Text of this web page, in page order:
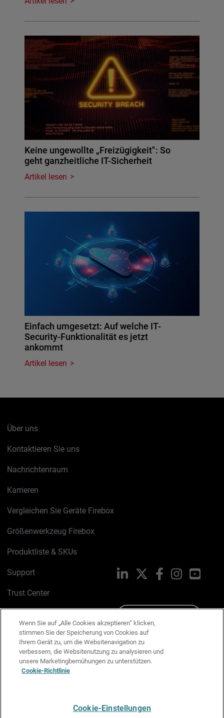
Keine ungewollte „Freizügigkeit": So
geht ganzheitliche IT-Sicherheit
Artikel lesen
Einfach umgesetzt: Auf welche IT-
Security-Funktionalität es jetzt
ankommt
Artikel lesen
Über uns
Kontaktieren Sie uns
Nachrichtenraum
Karrieren
Vergleichen Sie Geräte Firebox
Größenwerkzeug Firebox
Produktliste & SKUs
Support
Trust Center
Cookie-Richtlinie
Datenschutzrichtlinie
Media & Brand Kit
LinkedIn FacebookInstagram
Wenn Sie auf „Alle Cookies akzeptieren“ klicken,
stimmen Sie der Speicherung von Cookies auf
Ihrem Gerät zu, um die Websitenavigation zu
verbessern, die Websitenutzung zu analysieren und
unsere Marketingbemühungen zu unterstützen.
Cookie-Richtlinie
Cookie-Einstellungen